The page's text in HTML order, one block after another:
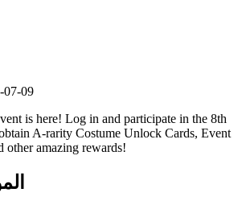
07-09
is here! Log in and participate in the 8th
A-rarity Costume Unlock Cards, Event
other amazing rewards!